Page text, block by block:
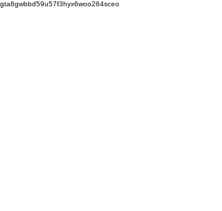
gta8gwbbd59u57f3hyx6woo264sceo